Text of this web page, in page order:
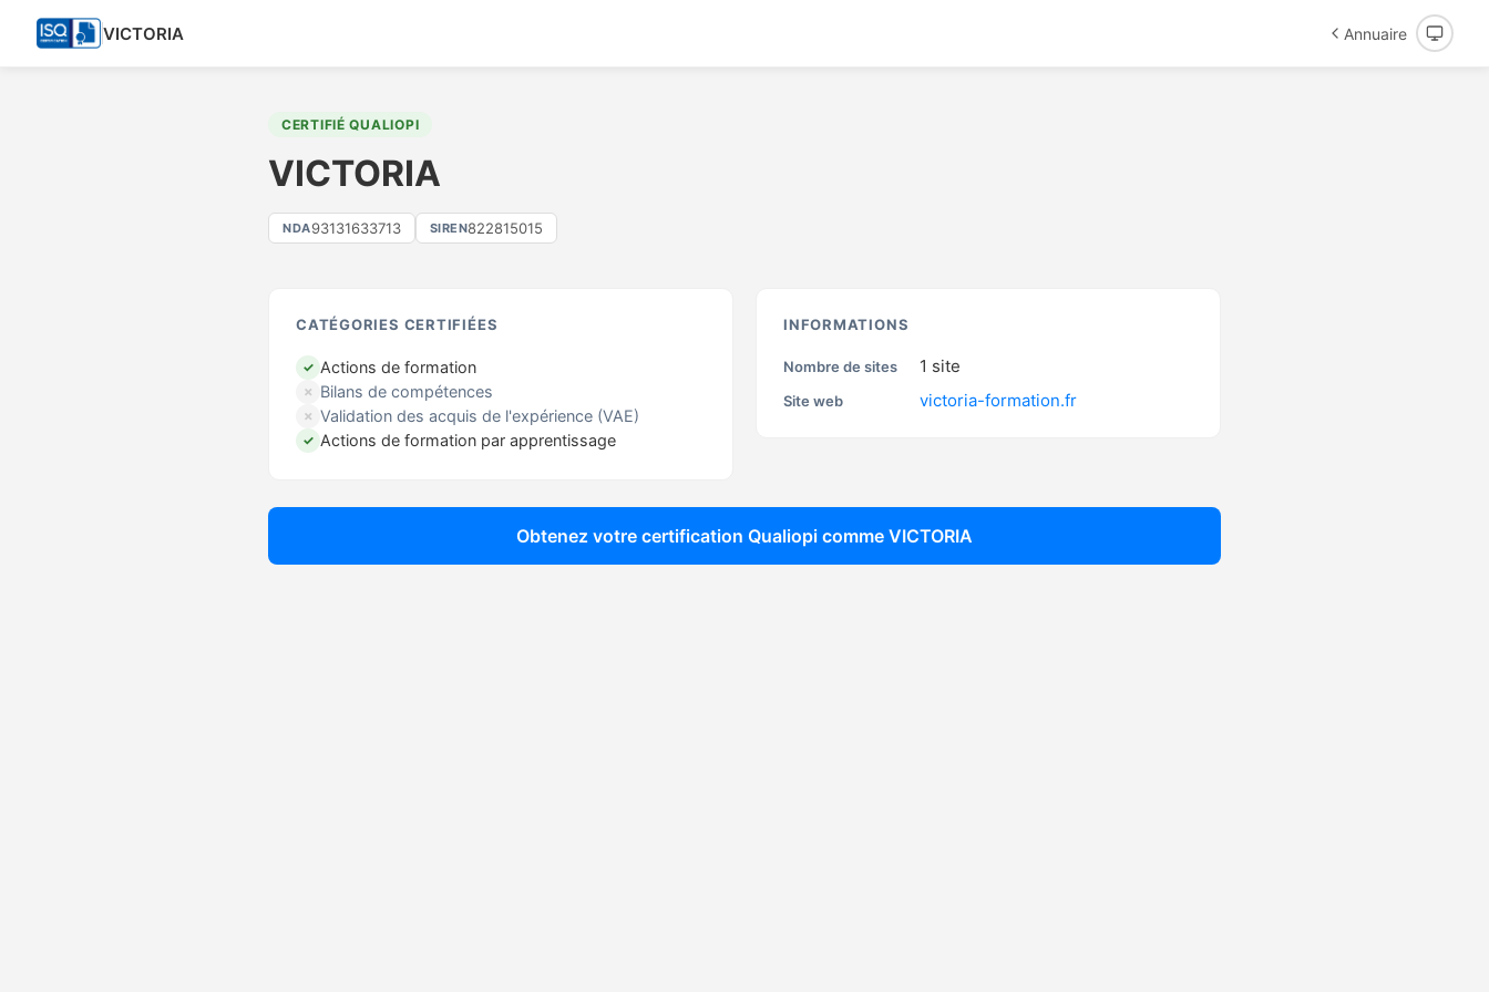
VICTORIA Annuaire
CERTIFIÉ QUALIOPI
VICTORIA
NDA93131633713 SIREN822815015
CATÉGORIES CERTIFIÉES
✓ Actions de formation
✗ Bilans de compétences
✗ Validation des acquis de l'expérience (VAE)
✓ Actions de formation par apprentissage
INFORMATIONS
Nombre de sites 1 site
Site web victoria-formation.fr
Obtenez votre certification Qualiopi comme VICTORIA